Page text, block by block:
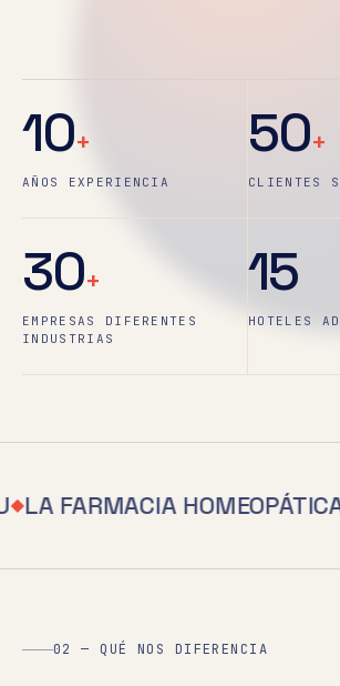
10+
AÑOS EXPERIENCIA
50+
CLIENTES
30+
EMPRESAS DIFERENTES
INDUSTRIAS
15
HOTELES
◆LA FARMACIA HOMEOPÁTICA
02 — QUÉ NOS DIFERENCIA